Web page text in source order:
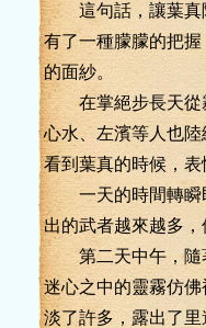
這句話，讓葉真
有了一種朦朦的把
的面紗。
在掌絕步長天從
心水、左濱等人也
看到葉真的時候，
一天的時間轉瞬
出的武者越來越多，
第二天中午，隨
迷心之中的靈霧仿
淡了許多，露出了